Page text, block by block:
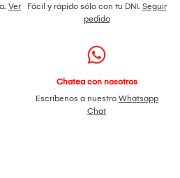
Ver
Fácil y rápido sólo con tu DNI. Seguir
pedido
Chatea con nosotros
Escríbenos a nuestro Whatsapp
Chat